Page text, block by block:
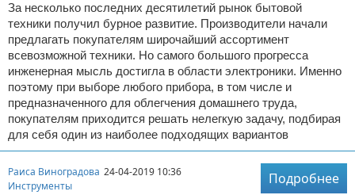
За несколько последних десятилетий рынок бытовой
техники получил бурное развитие. Производители начали
предлагать покупателям широчайший ассортимент
всевозможной техники. Но самого большого прогресса
инженерная мысль достигла в области электроники. Именно
поэтому при выборе любого прибора, в том числе и
предназначенного для облегчения домашнего труда,
покупателям приходится решать нелегкую задачу, подбирая
для себя один из наиболее подходящих вариантов
Раиса Виноградова 24-04-2019 10:36
Инструменты
Подробнее